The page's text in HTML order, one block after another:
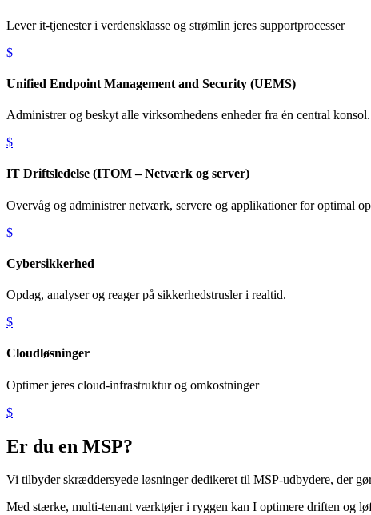
Lever it-tjenester i verdensklasse og strømlin jeres supportprocesser
$
Unified Endpoint Management and Security (UEMS)
Administrer og beskyt alle virksomhedens enheder fra én central konsol.
$
IT Driftsledelse (ITOM – Netværk og server)
Overvåg og administrer netværk, servere og applikationer for optimal
$
Cybersikkerhed
Opdag, analyser og reager på sikkerhedstrusler i realtid.
$
Cloudløsninger
Optimer jeres cloud-infrastruktur og omkostninger
$
Er du en MSP?
Vi tilbyder skræddersyede løsninger dedikeret til MSP-udbydere, der
Med stærke, multi-tenant værktøjer i ryggen kan I optimere driften og